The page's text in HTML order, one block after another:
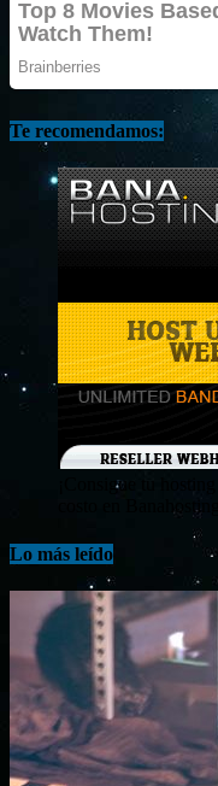
Te recomendamos:
¡Consigue tu
costo en Banahosting!
Lo más leído